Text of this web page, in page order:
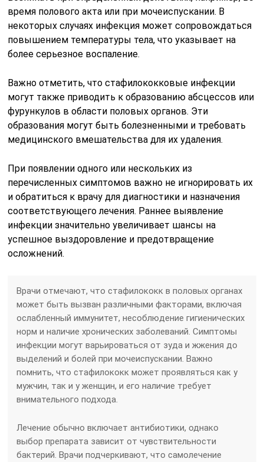
время полового акта или при мочеиспускании. В
некоторых случаях инфекция может сопровождаться
повышением температуры тела, что указывает на
более серьезное воспаление.
Важно отметить, что стафилококковые инфекции
могут также приводить к образованию абсцессов или
фурункулов в области половых органов. Эти
образования могут быть болезненными и требовать
медицинского вмешательства для их удаления.
При появлении одного или нескольких из
перечисленных симптомов важно не игнорировать их
и обратиться к врачу для диагностики и назначения
соответствующего лечения. Раннее выявление
инфекции значительно увеличивает шансы на
успешное выздоровление и предотвращение
осложнений.
Врачи отмечают, что стафилококк в половых органах
может быть вызван различными факторами, включая
ослабленный иммунитет, несоблюдение гигиенических
норм и наличие хронических заболеваний. Симптомы
инфекции могут варьироваться от зуда и жжения до
выделений и болей при мочеиспускании. Важно
помнить, что стафилококк может проявляться как у
мужчин, так и у женщин, и его наличие требует
внимательного подхода.
Лечение обычно включает антибиотики, однако
выбор препарата зависит от чувствительности
бактерий. Врачи подчеркивают, что самолечение